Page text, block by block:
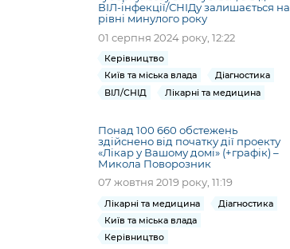
ВІЛ-інфекції/СНІДу залишається на
рівні минулого року
01 серпня 2024 року, 12:22
Керівництво
Київ та міська влада
Діагностика
ВІЛ/СНІД
Лікарні та медицина
Понад 100 660 обстежень
здійснено від початку дії проекту
«Лікар у Вашому домі» (+графік) –
Микола Поворозник
07 жовтня 2019 року, 11:19
Лікарні та медицина
Діагностика
Київ та міська влада
Керівництво